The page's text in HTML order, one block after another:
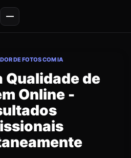
DE FOTOS COM IA
Qualidade de
Online -